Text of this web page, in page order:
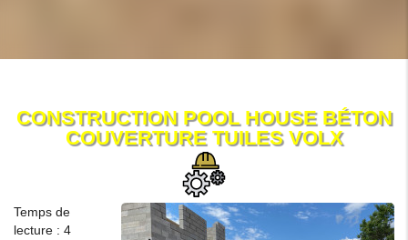
CONSTRUCTION POOL HOUSE BÉTON
COUVERTURE TUILES VOLX
Temps de
lecture : 4